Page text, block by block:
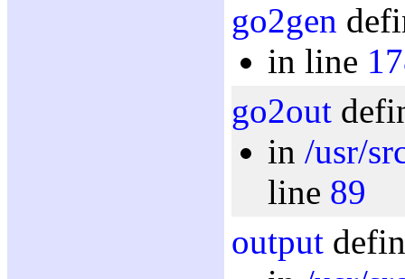
go2gen
in line
go2out
in /usr/
line 89
output